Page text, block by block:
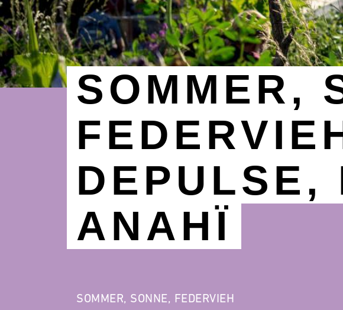
SOMMER,
DEPULSE,
ANAHÏ
SOMMER, SONNE, FEDERVIEH